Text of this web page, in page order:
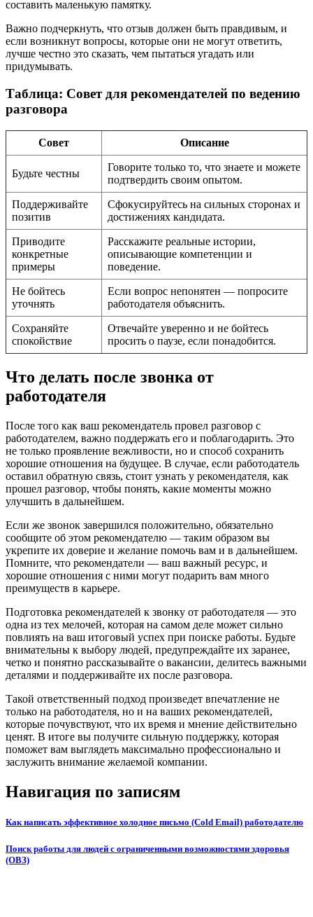
составить маленькую памятку.
Важно подчеркнуть, что отзыв должен быть правдивым, и
если возникнут вопросы, которые они не могут ответить,
лучше честно это сказать, чем пытаться угадать или
придумывать.
Таблица: Совет для рекомендателей по ведению
разговора
Совет Описание
Будьте честны
Говорите только то, что знаете и можете
подтвердить своим опытом.
Поддерживайте
позитив
Сфокусируйтесь на сильных сторонах и
достижениях кандидата.
Приводите
конкретные
примеры
Расскажите реальные истории,
описывающие компетенции и
поведение.
Не бойтесь
уточнять
Если вопрос непонятен — попросите
работодателя объяснить.
Сохраняйте
спокойствие
Отвечайте уверенно и не бойтесь
просить о паузе, если понадобится.
Что делать после звонка от
работодателя
После того как ваш рекомендатель провел разговор с
работодателем, важно поддержать его и поблагодарить. Это
не только проявление вежливости, но и способ сохранить
хорошие отношения на будущее. В случае, если работодатель
оставил обратную связь, стоит узнать у рекомендателя, как
прошел разговор, чтобы понять, какие моменты можно
улучшить в дальнейшем.
Если же звонок завершился положительно, обязательно
сообщите об этом рекомендателю — таким образом вы
укрепите их доверие и желание помочь вам и в дальнейшем.
Помните, что рекомендатели — ваш важный ресурс, и
хорошие отношения с ними могут подарить вам много
преимуществ в карьере.
Подготовка рекомендателей к звонку от работодателя — это
одна из тех мелочей, которая на самом деле может сильно
повлиять на ваш итоговый успех при поиске работы. Будьте
внимательны к выбору людей, предупреждайте их заранее,
четко и понятно рассказывайте о вакансии, делитесь важными
деталями и поддерживайте их после разговора.
Такой ответственный подход произведет впечатление не
только на работодателя, но и на ваших рекомендателей,
которые почувствуют, что их время и мнение действительно
ценят. В итоге вы получите сильную поддержку, которая
поможет вам выглядеть максимально профессионально и
заслужить внимание желаемой компании.
Навигация по записям
Как написать эффективное холодное письмо (Cold Email) работодателю
Поиск работы для людей с ограниченными возможностями здоровья
(ОВЗ)